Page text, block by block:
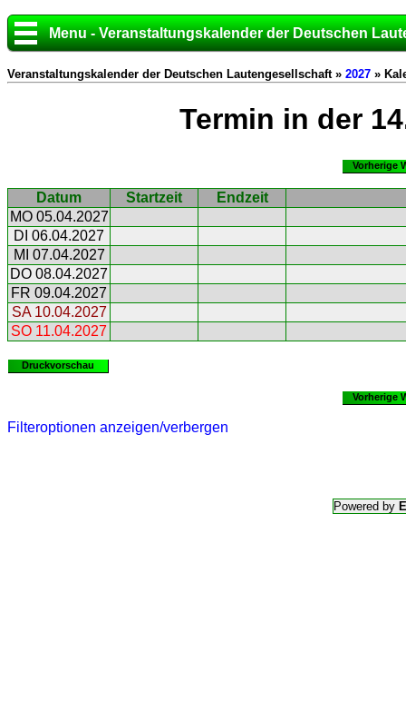
Menu - Veranstaltungskalender der Deutschen
Veranstaltungskalender der Deutschen Lautengesellschaft » 2027 »
Termin in der
Vorherige
Datum Startzeit
Endzeit
MO 05.04.2027
DI 06.04.2027
MI 07.04.2027
DO 08.04.2027
FR 09.04.2027
SA 10.04.2027
SO 11.04.2027
Druckvorschau
Vorherige
Filteroptionen anzeigen/verbergen
Powered by